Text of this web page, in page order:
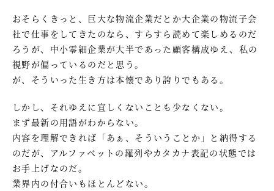
おそらくきっと、巨大な物流企業だとか大企業の物流子会
社で仕事をしてきたのなら、すらすら読めて楽しめるのだ
ろうが、中小零細企業が大半であった顧客構成ゆえ、私の
視野が偏っているのだと思う。
が、そういった生き方は本懐であり誇りでもある。
しかし、それゆえに宜しくないことも少なくない。
まず最新の用語がわからない。
内容を理解できれば「あぁ、そういうことか」と納得する
のだが、アルファベットの羅列やカタカナ表記の状態では
お手上げなのだ。
業界内の付合いもほとんどない。